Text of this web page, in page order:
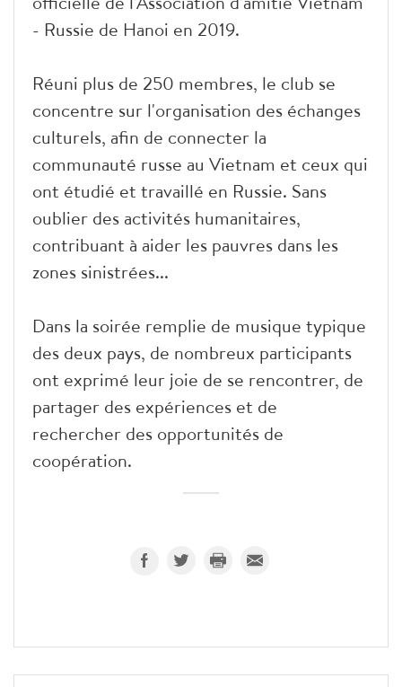
- Russie de Hanoi en 2019.
Réuni plus de 250 membres, le club se
concentre sur l'organisation des échanges
culturels, afin de connecter la
communauté russe au Vietnam et ceux qui
ont étudié et travaillé en Russie. Sans
oublier des activités humanitaires,
contribuant à aider les pauvres dans les
zones sinistrées...
Dans la soirée remplie de musique typique
des deux pays, de nombreux participants
ont exprimé leur joie de se rencontrer, de
partager des expériences et de
rechercher des opportunités de
coopération.